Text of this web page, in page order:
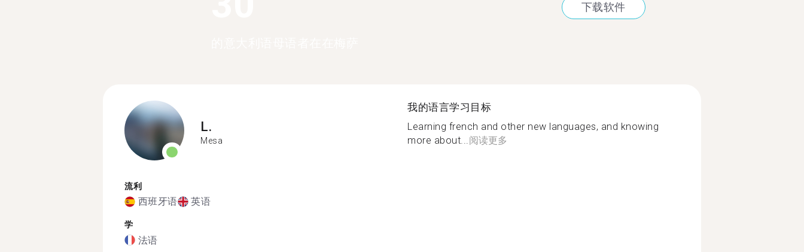
下载软件
L.
Mesa
流利
西班牙语 英语
学
法语
我的语言学习目标
Learning french and other new languages, and knowing
more about... 阅读更多